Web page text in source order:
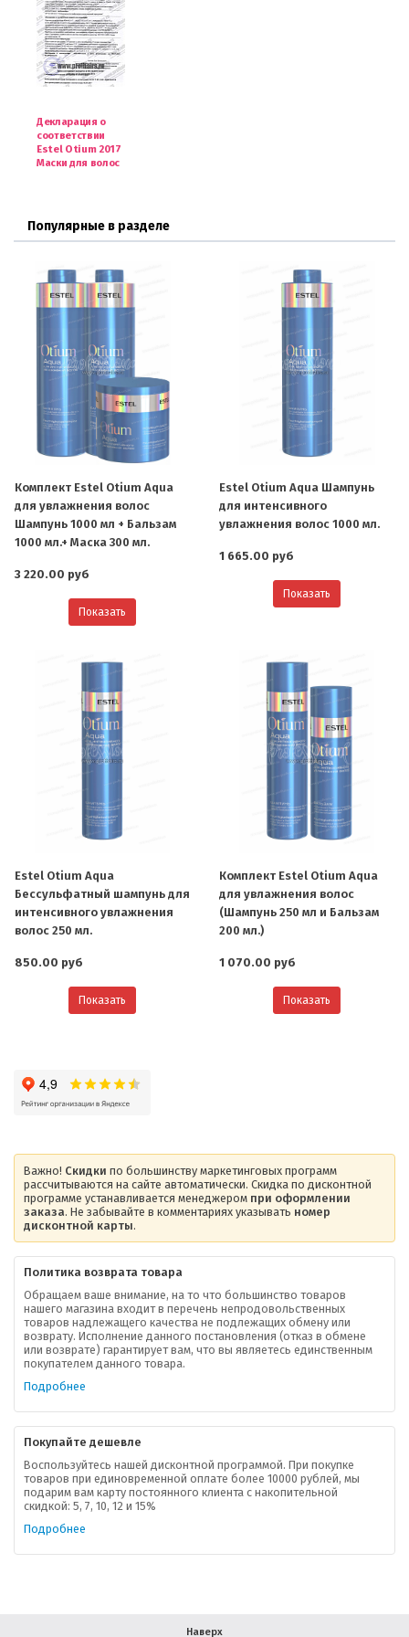
Декларация о
соответствии
Estel Otium 2017
Маски для волос
Популярные в разделе
Комплект Estel Otium Aqua
для увлажнения волос
Шампунь 1000 мл + Бальзам
1000 мл.+ Маска 300 мл.
3 220.00 руб
Показать
Estel Otium Aqua Шампунь
для интенсивного
увлажнения волос 1000 мл.
1 665.00 руб
Показать
Estel Otium Aqua
Бессульфатный шампунь для
интенсивного увлажнения
волос 250 мл.
850.00 руб
Показать
Комплект Estel Otium Aqua
для увлажнения волос
(Шампунь 250 мл и Бальзам
200 мл.)
1 070.00 руб
Показать
Важно! Скидки по большинству маркетинговых программ
рассчитываются на сайте автоматически. Скидка по дисконтной
программе устанавливается менеджером при оформлении
заказа. Не забывайте в комментариях указывать номер
дисконтной карты.
Политика возврата товара
Обращаем ваше внимание, на то что большинство товаров
нашего магазина входит в перечень непродовольственных
товаров надлежащего качества не подлежащих обмену или
возврату. Исполнение данного постановления (отказ в обмене
или возврате) гарантирует вам, что вы являетесь единственным
покупателем данного товара.
Подробнее
Покупайте дешевле
Воспользуйтесь нашей дисконтной программой. При покупке
товаров при единовременной оплате более 10000 рублей, мы
подарим вам карту постоянного клиента с накопительной
скидкой: 5, 7, 10, 12 и 15%
Подробнее
Наверх
О компании
Ваша скидка
Контактная информация
В помощь покупателю
Форма обратной связи